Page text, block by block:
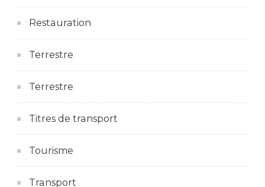
Restauration
Terrestre
Terrestre
Titres de transport
Tourisme
Transport